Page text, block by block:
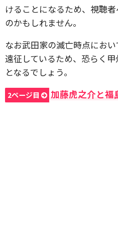
けることになるため、視聴
のかもしれません。
なお武田家の滅亡時点にお
遠征しているため、恐らく
となるでしょう。
2ページ目 加藤虎之介と福